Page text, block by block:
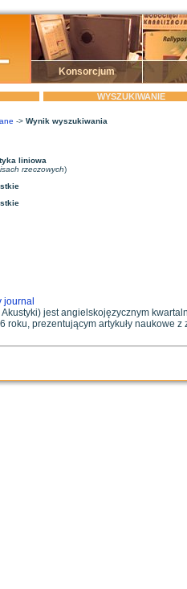
Konsorcjum
WYSZUKIWANIE
-> Wynik wyszukiwania
liniowa
rzeczowych)
journal
jest angielskojęzycznym
roku, prezentującym artykuły naukowe z